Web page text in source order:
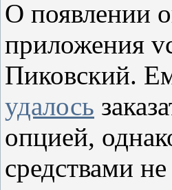
О появлении
приложения
Пиковский.
удалось
опцией,
средствами